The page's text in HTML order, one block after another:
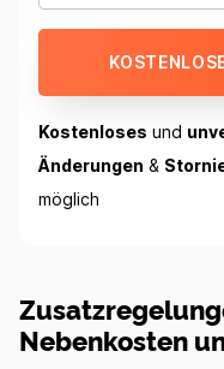
Kostenloses und
Änderungen &
möglich
Nebenkosten